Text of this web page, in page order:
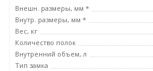
Внешн. размеры, мм *
Внутр. размеры, мм *
Вес, кг
Количество полок
Внутренний объем, л
Тип замка